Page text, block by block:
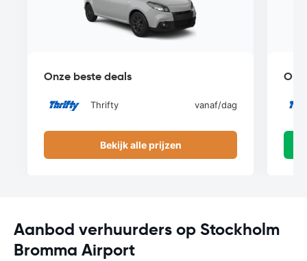
Onze beste deals
Thrifty vanaf/dag
Bekijk alle prijzen
Aanbod verhuurders op Stockholm
Bromma Airport